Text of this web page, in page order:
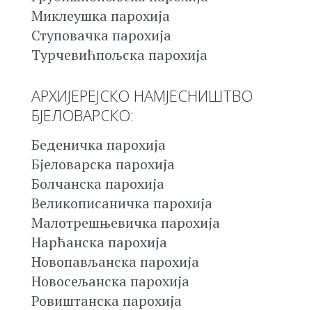
Миклеушка парохија
Ступовачка парохија
Турчевићпољска парохија
АРХИЈЕРЕЈСКО НАМЈЕСНИШТВО
БЈЕЛОВАРСКО:
Беденичка парохија
Бјеловарска парохија
Болчанска парохија
Великописаничка парохија
Малотрешњевичка парохија
Нарћанска парохија
Новопављанска парохија
Новосељанска парохија
Ровиштанска парохија